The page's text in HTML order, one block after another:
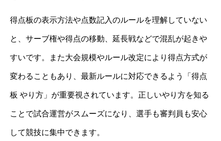
得点板の表示方法や点数記入のルールを理解していない
と、サーブ権や得点の移動、延長戦などで混乱が起きや
すいです。また大会規模やルール改定により得点方式が
変わることもあり、最新ルールに対応できるよう「得点
板 やり方」が重要視されています。正しいやり方を知る
ことで試合運営がスムーズになり、選手も審判員も安心
して競技に集中できます。